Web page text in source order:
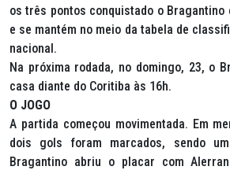
os três pontos conquistado o Bragantino
e se mantém no meio da tabela de
nacional.
Na próxima rodada, no domingo, 23, o
casa diante do Coritiba às 16h.
O JOGO
A partida começou movimentada. Em
dois gols foram marcados, sendo
Bragantino abriu o placar com